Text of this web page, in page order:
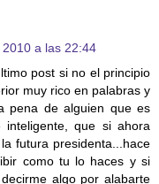
a las 22:44
post si no el principio
muy rico en palabras y
pena de alguien que es
que si ahora
futura presidenta...hace
como tu lo haces y si
algo por alabarte